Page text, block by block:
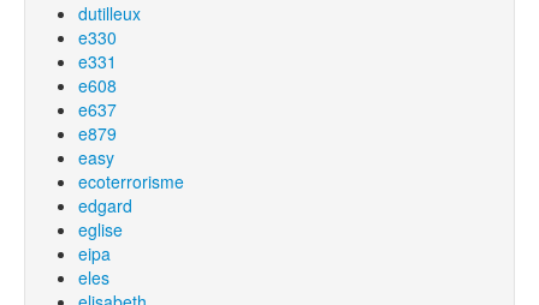
dutilleux
e330
e331
e608
e637
e879
easy
ecoterrorisme
edgard
eglise
eipa
eles